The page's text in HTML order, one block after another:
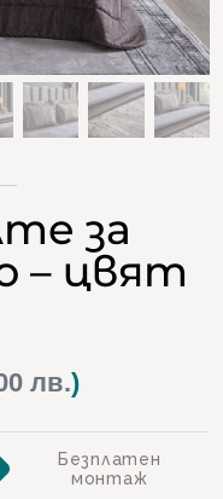
за
– цвят
лв.)
Безплатен
монтаж